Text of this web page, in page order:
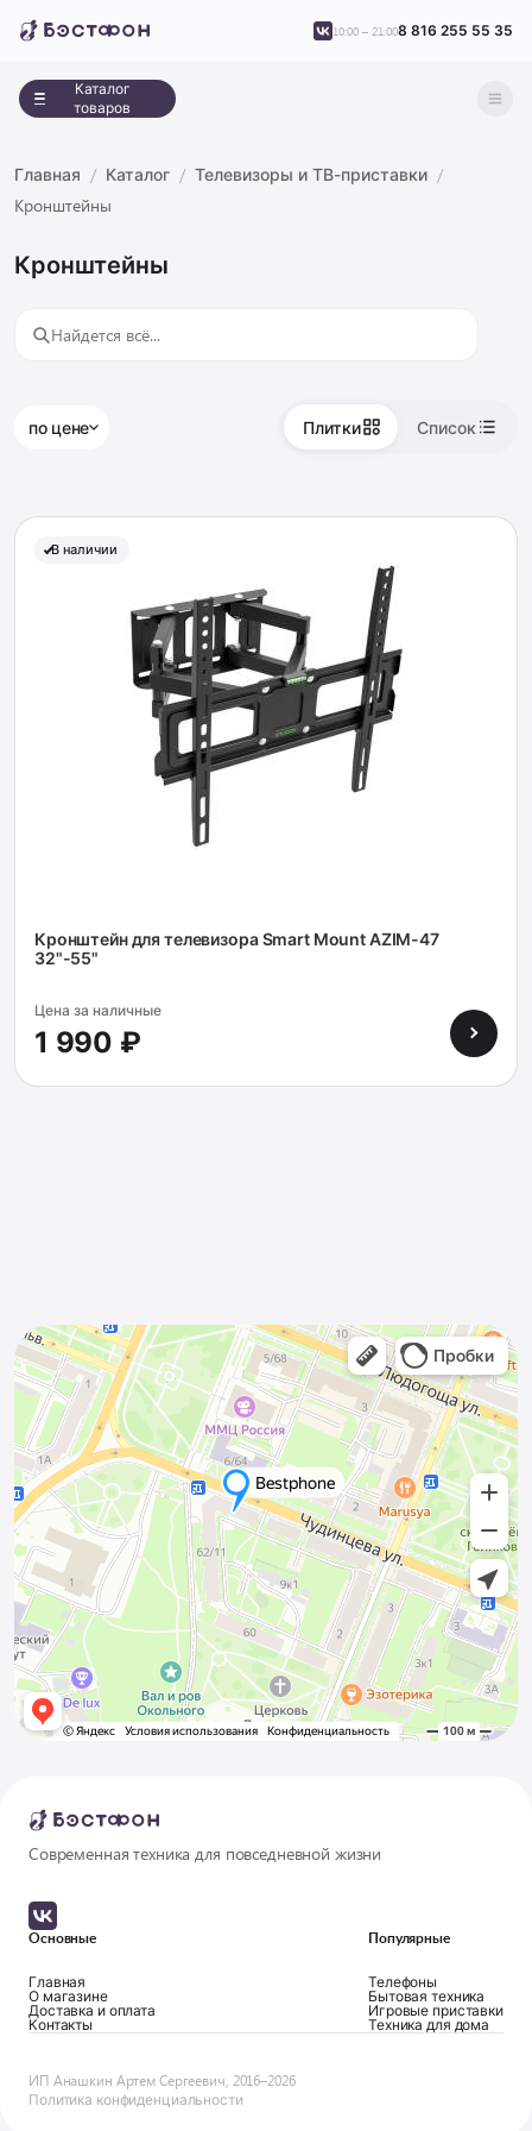
Каталог
товаров
10:00 – 21:008 816 255 55 35
Главная Каталог Телевизоры и ТВ-приставки
Кронштейны
Кронштейны
по цене Плитки Список
В наличии
Кронштейн для телевизора Smart Mount AZIM-47
32"-55"
Цена за наличные
1 990 ₽
Современная техника для повседневной жизни
Основные
Главная
О магазине
Доставка и оплата
Контакты
Популярные
Телефоны
Бытовая техника
Игровые приставки
Техника для дома
ИП Анашкин Артем Сергеевич, 2016–2026
Политика конфиденциальности